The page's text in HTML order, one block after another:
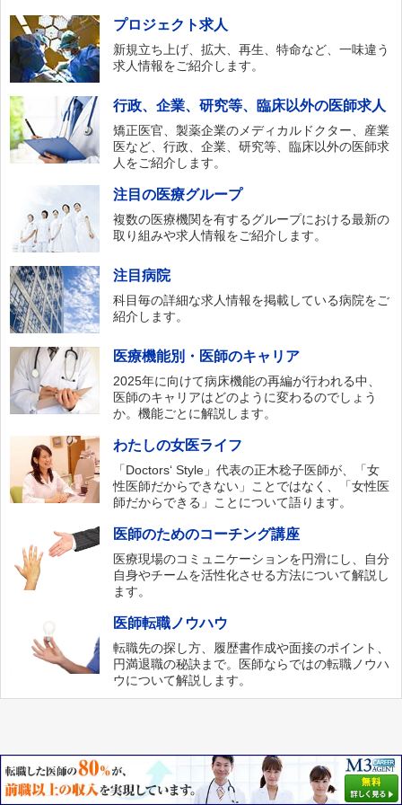
プロジェクト求人
新規立ち上げ、拡大、再生、特命など、一味違う
求人情報をご紹介します。
行政、企業、研究等、臨床以外の医師求人
矯正医官、製薬企業のメディカルドクター、産業
医など、行政、企業、研究等、臨床以外の医師求
人をご紹介します。
注目の医療グループ
複数の医療機関を有するグループにおける最新の
取り組みや求人情報をご紹介します。
注目病院
科目毎の詳細な求人情報を掲載している病院をご
紹介します。
医療機能別・医師のキャリア
2025年に向けて病床機能の再編が行われる中、
医師のキャリアはどのように変わるのでしょう
か。機能ごとに解説します。
わたしの女医ライフ
「Doctors‘ Style」代表の正木稔子医師が、「女
性医師だからできない」ことではなく、「女性医
師だからできる」ことについて語ります。
医師のためのコーチング講座
医療現場のコミュニケーションを円滑にし、自分
自身やチームを活性化させる方法について解説し
ます。
医師転職ノウハウ
転職先の探し方、履歴書作成や面接のポイント、
円満退職の秘訣まで。医師ならではの転職ノウハ
ウについて解説します。